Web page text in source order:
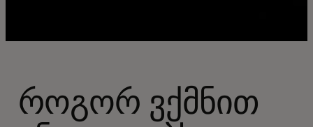
როგორ ვქმნით